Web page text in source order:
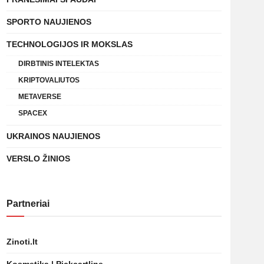
SPORTO NAUJIENOS
TECHNOLOGIJOS IR MOKSLAS
DIRBTINIS INTELEKTAS
KRIPTOVALIUTOS
METAVERSE
SPACEX
UKRAINOS NAUJIENOS
VERSLO ŽINIOS
Partneriai
Zinoti.lt